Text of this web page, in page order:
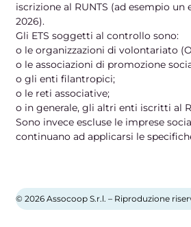
iscrizione al RUNTS (ad esempio
2026).
Gli ETS soggetti al controllo sono:
o le organizzazioni di volontariato
o le associazioni di promozione
o gli enti filantropici;
o le reti associative;
o in generale, gli altri enti iscritti al
Sono invece escluse le imprese
continuano ad applicarsi le
© 2026 Assocoop S.r.l. – Riproduzione